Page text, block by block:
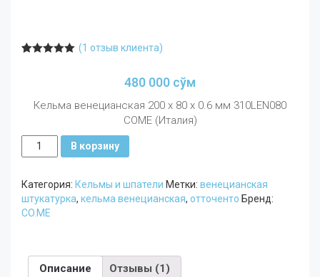
пользователя
(1 отзыв клиента)
480 000 сўм
Кельма венецианская 200 х 80 х 0.6 мм 310LEN080
COME (Италия)
Количество
Кельма
200
х
80
мм
310LEN080
В корзину
Категория: Кельмы и шпатели Метки: венецианская
штукатурка, кельма венецианская, отточенто Бренд:
CO.ME
Описание Отзывы (1)